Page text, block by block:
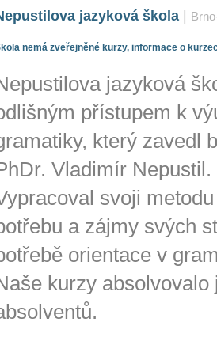
jazyková škola
nemá zveřejněné kurzy, informace o
jazyková
přístupem k
který zavedl
Vladimír Nepustil.
svoji
a zájmy svých
orientace v
kurzy